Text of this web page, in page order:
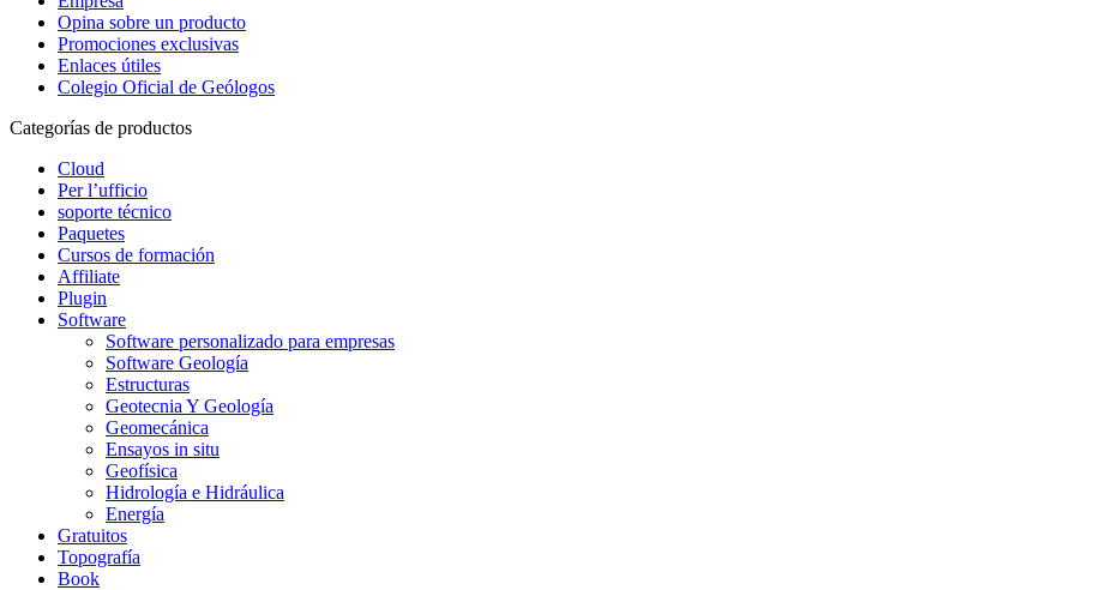
Opina sobre un producto
Promociones exclusivas
Enlaces útiles
Colegio Oficial de Geólogos
Categorías de productos
Cloud
Per l’ufficio
soporte técnico
Paquetes
Cursos de formación
Affiliate
Plugin
Software
Software personalizado para empresas
Software Geología
Estructuras
Geotecnia Y Geología
Geomecánica
Ensayos in situ
Geofísica
Hidrología e Hidráulica
Energía
Gratuitos
Topografía
Book